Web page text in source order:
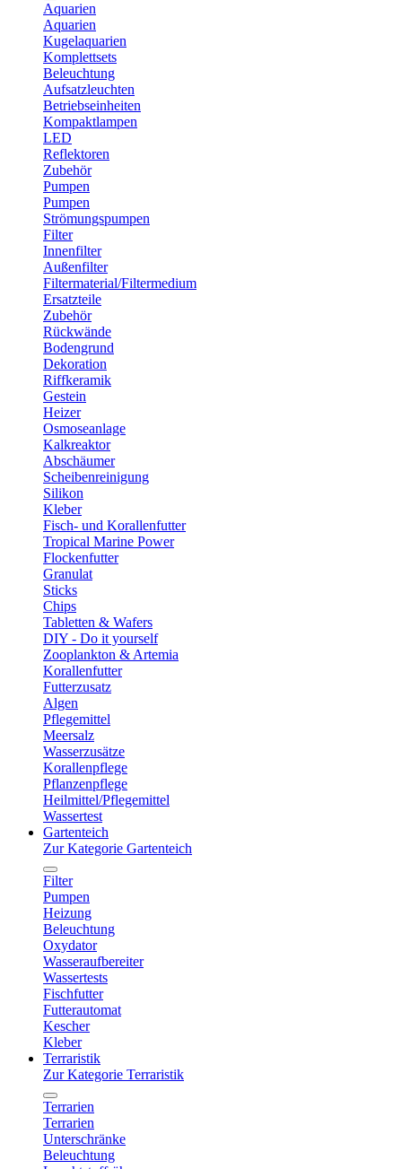
Aquarien
Aquarien
Kugelaquarien
Komplettsets
Beleuchtung
Aufsatzleuchten
Betriebseinheiten
Kompaktlampen
LED
Reflektoren
Zubehör
Pumpen
Pumpen
Strömungspumpen
Filter
Innenfilter
Außenfilter
Filtermaterial/Filtermedium
Ersatzteile
Zubehör
Rückwände
Bodengrund
Dekoration
Riffkeramik
Gestein
Heizer
Osmoseanlage
Kalkreaktor
Abschäumer
Scheibenreinigung
Silikon
Kleber
Fisch- und Korallenfutter
Tropical Marine Power
Flockenfutter
Granulat
Sticks
Chips
Tabletten & Wafers
DIY - Do it yourself
Zooplankton & Artemia
Korallenfutter
Futterzusatz
Algen
Pflegemittel
Meersalz
Wasserzusätze
Korallenpflege
Pflanzenpflege
Heilmittel/Pflegemittel
Wassertest
Gartenteich
Zur Kategorie Gartenteich
Filter
Pumpen
Heizung
Beleuchtung
Oxydator
Wasseraufbereiter
Wassertests
Fischfutter
Futterautomat
Kescher
Kleber
Terraristik
Zur Kategorie Terraristik
Terrarien
Terrarien
Unterschränke
Beleuchtung